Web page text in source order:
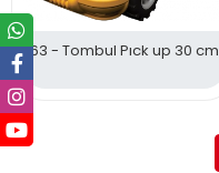
63 - Tombul Pıck up 30 cm